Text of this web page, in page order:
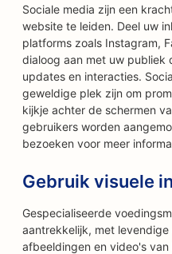
Sociale media zijn een
website te leiden. Deel uw
platforms zoals Instagram,
dialoog aan met uw publiek
updates en interacties.
geweldige plek zijn om
kijkje achter de schermen
gebruikers worden
bezoeken voor meer
Gebruik visuele
Gespecialiseerde
aantrekkelijk, met
afbeeldingen en video's